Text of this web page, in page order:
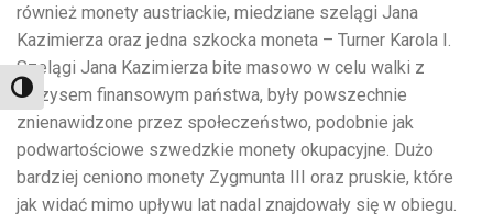
Toggle High Contrast
również monety austriackie, miedziane szelągi Jana
Kazimierza oraz jedna szkocka moneta – Turner Karola I.
Szelągi Jana Kazimierza bite masowo w celu walki z
kryzysem finansowym państwa, były powszechnie
znienawidzone przez społeczeństwo, podobnie jak
podwartościowe szwedzkie monety okupacyjne. Dużo
bardziej ceniono monety Zygmunta III oraz pruskie, które
jak widać mimo upływu lat nadal znajdowały się w obiegu.